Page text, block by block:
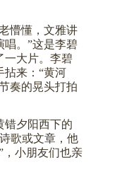
懵懂，文雅讲
唱。”这是李碧
一大片。李碧
拈来：“黄河
奏的晃头打拍
错夕阳西下的
歌或文章，他
，小朋友们也亲